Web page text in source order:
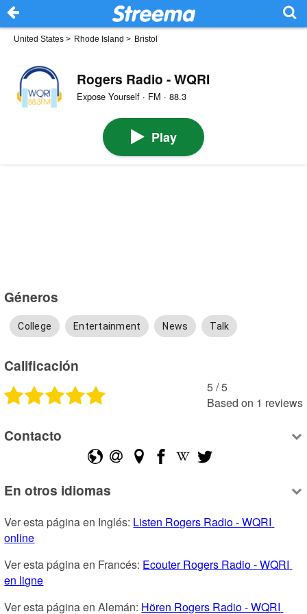
United States > Rhode Island > Bristol
Rogers Radio - WQRI
Expose Yourself · FM · 88.3
Play
Géneros
College Entertainment News Talk
Calificación
5 /5
Based on 1 reviews
Contacto
En otros idiomas
Ver esta página en Inglés: Listen Rogers Radio - WQRI
online
Ver esta página en Francés: Ecouter Rogers Radio - WQRI
en ligne
Ver esta página en Alemán: Hören Rogers Radio - WQRI